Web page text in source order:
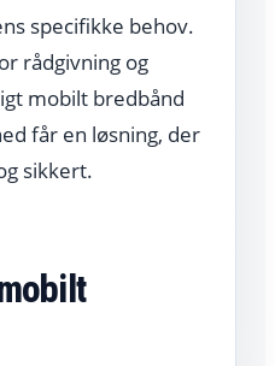
specifikke behov.
rådgivning og
mobilt bredbånd
får en løsning, der
sikkert.